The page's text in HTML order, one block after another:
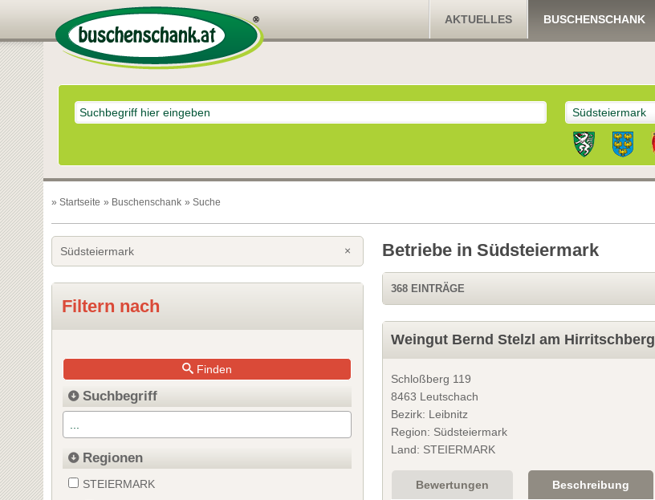
AKTUELLES BUSCHENSCHANK
Südsteiermark
» Startseite » Buschenschank » Suche
Betriebe in Südsteiermark
368 EINTRÄGE
Weingut Bernd Stelzl am Hirritschberg
Schloßberg 119
8463 Leutschach
Bezirk: Leibnitz
Region: Südsteiermark
Land: STEIERMARK
Bewertungen Beschreibung
Südsteiermark ×
Filtern nach
Finden
Suchbegriff
Regionen
STEIERMARK